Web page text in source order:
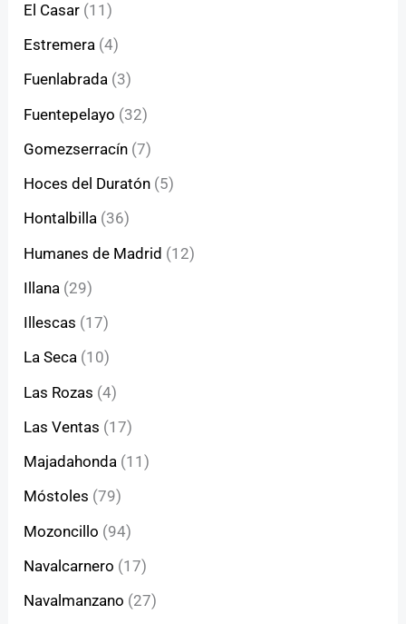
El Casar (11)
Estremera (4)
Fuenlabrada (3)
Fuentepelayo (32)
Gomezserracín (7)
Hoces del Duratón (5)
Hontalbilla (36)
Humanes de Madrid (12)
Illana (29)
Illescas (17)
La Seca (10)
Las Rozas (4)
Las Ventas (17)
Majadahonda (11)
Móstoles (79)
Mozoncillo (94)
Navalcarnero (17)
Navalmanzano (27)